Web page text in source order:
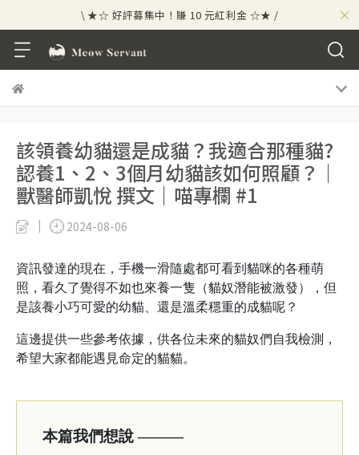
×
\ ★☆ 好評募集中！賺 10 元紅利金 ☆★ /
⟡⣠𝘄𝗲𝗹𝗰𝗼𝗺𝗲 ⁘ 新會員贈 50 元紅利金
\ ★☆ 好評募集中！賺 10 元紅利金 ☆★ /
該領養幼貓還是成貓？我適合那種貓?
認養1、2、3個月幼貓該如何照顧？｜
獸醫師凱悅 撰文｜喵專欄 #1
2024-08-06
資訊發達的現在，手機一滑隨處都可看到貓咪的各種萌
照，看久了覺得不如也來養一隻（貓奴潛能被激發），但
是該養小巧可愛的幼貓、還是溫柔穩重的成貓呢？
這邊提供一些參考依據，供各位未來的貓奴們自我檢測，
希望大家都能遇見命定的貓貓。
本篇我們想說 ———